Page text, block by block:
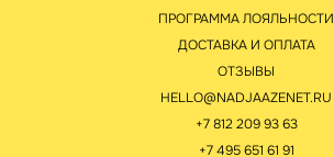
ПРОГРАММА ЛОЯЛЬНОСТИ
ДОСТАВКА И ОПЛАТА
ОТЗЫВЫ
HELLO@NADJAAZENET.RU
+7 812 209 93 63
+7 495 651 61 91